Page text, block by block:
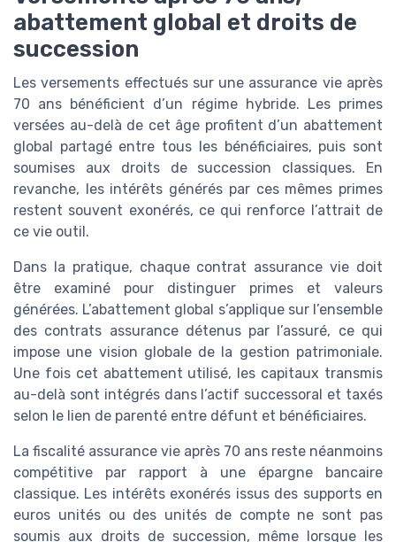
abattement global et droits de
succession
Les versements effectués sur une assurance vie après
70 ans bénéficient d’un régime hybride. Les primes
versées au-delà de cet âge profitent d’un abattement
global partagé entre tous les bénéficiaires, puis sont
soumises aux droits de succession classiques. En
revanche, les intérêts générés par ces mêmes primes
restent souvent exonérés, ce qui renforce l’attrait de
ce vie outil.
Dans la pratique, chaque contrat assurance vie doit
être examiné pour distinguer primes et valeurs
générées. L’abattement global s’applique sur l’ensemble
des contrats assurance détenus par l’assuré, ce qui
impose une vision globale de la gestion patrimoniale.
Une fois cet abattement utilisé, les capitaux transmis
au-delà sont intégrés dans l’actif successoral et taxés
selon le lien de parenté entre défunt et bénéficiaires.
La fiscalité assurance vie après 70 ans reste néanmoins
compétitive par rapport à une épargne bancaire
classique. Les intérêts exonérés issus des supports en
euros unités ou des unités de compte ne sont pas
soumis aux droits de succession, même lorsque les